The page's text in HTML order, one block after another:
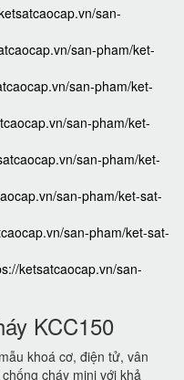
san-
san-pham/ket-
san-pham/ket-
san-pham/ket-
san-pham/ket-
san-pham/ket-sat-
san-pham/ket-sat-
ketsatcaocap.vn/san-
KCC150
khoá cơ, điện tử, vân
cháy mini với khả